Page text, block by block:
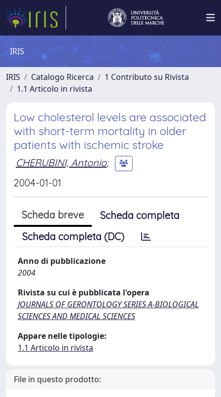
IRIS
IRIS Catalogo Ricerca
1 Contributo su Rivista
1.1 Articolo in rivista
Low cholesterol levels are associated
with short-term mortality in older
patients with ischemic stroke
CHERUBINI, Antonio;
2004-01-01
Scheda breve
Scheda completa
Scheda completa (DC)
Anno di pubblicazione
2004
Rivista su cui è pubblicata l'opera
JOURNALS OF GERONTOLOGY SERIES A-BIOLOGICAL
SCIENCES AND MEDICAL SCIENCES
Appare nelle tipologie:
1.1 Articolo in rivista
File in questo prodotto: